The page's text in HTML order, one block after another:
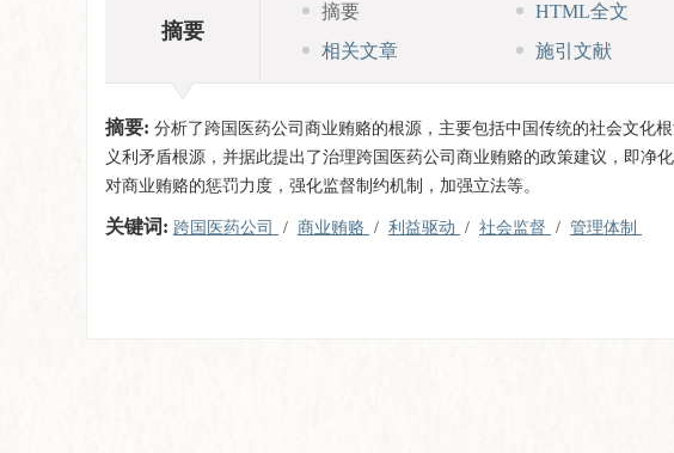
摘要
摘要 HTML全文
相关文章
施引文献
摘要: 分析了跨国医药公司商业贿赂的根源，主要包括中国传统的社会文化
义利矛盾根源，并据此提出了治理跨国医药公司商业贿赂的政策建议，即净
对商业贿赂的惩罚力度，强化监督制约机制，加强立法等。
关键词: 跨国医药公司 / 商业贿赂 / 利益驱动 / 社会监督 / 管理体制